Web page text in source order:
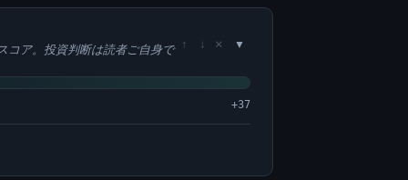
コア。投資判断は読者ご自身で ↑ ↓ ×
+37